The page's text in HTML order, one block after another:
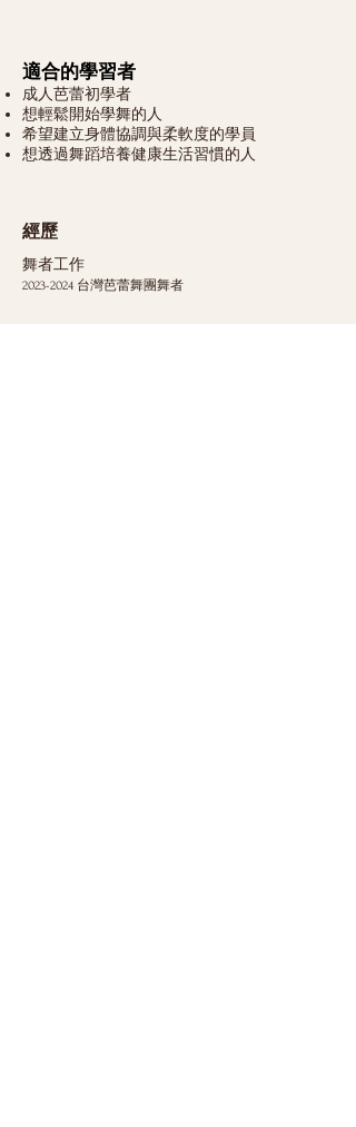
適合的學習者
成人芭蕾初學者
想輕鬆開始學舞的人
希望建立身體協調與柔軟度的學員
想透過舞蹈培養健康生活習慣的人
經歷
舞者工作
2023-2024 台灣芭蕾舞團舞者